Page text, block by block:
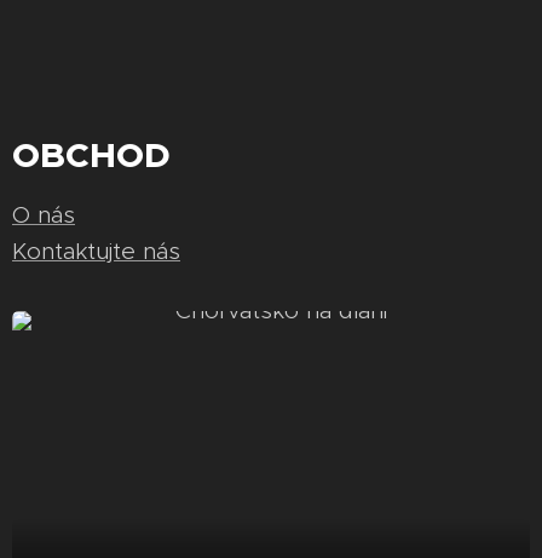
OBCHOD
O nás
Kontaktujte nás